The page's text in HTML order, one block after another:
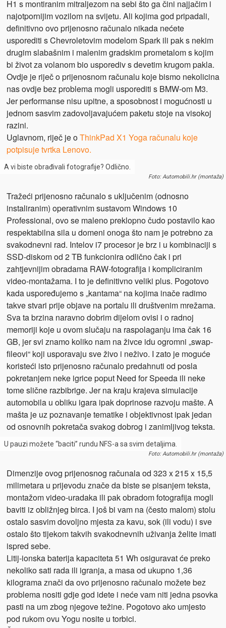
H1 s montiranim mitraljezom na sebi što ga čini najjačim i
najotpornijim vozilom na svijetu. Ali kojima god pripadali,
definitivno ovo prijenosno računalo nikada nećete
usporediti s Chevroletovim modelom Spark ili pak s nekim
drugim slabašnim i malenim gradskim prometalom s kojim
bi život za volanom bio usporediv s devetim krugom pakla.
Ovdje je riječ o prijenosnom računalu koje bismo nekolicina
nas ovdje bez problema mogli usporediti s BMW-om M3.
Jer performanse nisu upitne, a sposobnost i mogućnosti u
jednom sasvim zadovoljavajućem paketu stoje na visokoj
razini.
Uglavnom, riječ je oThinkPad X1 Yoga računalu koje
potpisuje tvrtka Lenovo.
A vi biste obrađivali fotografije? Odlično.
Foto: Automobili.hr (montaža)
Tražeći prijenosno računalo s uključenim (odnosno
instaliranim) operativnim sustavom Windows 10
Professional, ovo se maleno preklopno čudo postavilo kao
respektabilna sila u domeni onoga što nam je potrebno za
svakodnevni rad. Intelov i7 procesor je brz i u kombinaciji s
SSD-diskom od 2 TB funkcionira odlično čak i pri
zahtjevnijim obradama RAW-fotografija i kompliciranim
video-montažama. I to je definitivno veliki plus. Pogotovo
kada uspoređujemo s „kantama“ na kojima inače radimo
takve stvari prije objave na portalu ili društvenim mrežama.
Sva ta brzina naravno dobrim dijelom ovisi i o radnoj
memoriji koje u ovom slučaju na raspolaganju ima čak 16
GB, jer svi znamo koliko nam na živce idu ogromni „swap-
fileovi“ koji usporavaju sve živo i neživo. I zato je moguće
koristeći isto prijenosno računalo predahnuti od posla
pokretanjem neke igrice poput Need for Speeda ili neke
tome slične razbibrige. Jer na kraju krajeva simulacije
automobila u obliku igara ipak doprinose razvoju mašte. A
mašta je uz poznavanje tematike i objektivnost ipak jedan
od osnovnih pokretača svakog dobrog i zanimljivog teksta.
U pauzi možete “baciti” rundu NFS-a sa svim detaljima.
Foto: Automobili.hr (montaža)
Dimenzije ovog prijenosnog računala od 323 x 215 x 15,5
milimetara u prijevodu znače da biste se pisanjem teksta,
montažom video-uradaka ili pak obradom fotografija mogli
baviti iz obližnjeg birca. I još bi vam na (često malom) stolu
ostalo sasvim dovoljno mjesta za kavu, sok (ili vodu) i sve
ostalo što tijekom takvih svakodnevnih uživanja želite imati
ispred sebe.
Litij-ionska baterija kapaciteta 51 Wh osiguravat će preko
nekoliko sati rada ili igranja, a masa od ukupno 1,36
kilograma znači da ovo prijenosno računalo možete bez
problema nositi gdje god idete i neće vam niti jedna psovka
pasti na um zbog njegove težine. Pogotovo ako umjesto
pod rukom ovu Yogu nosite u torbici.